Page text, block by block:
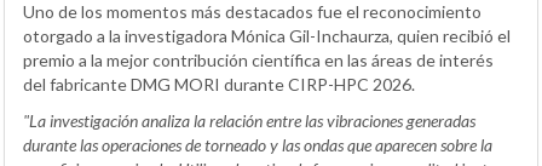
Uno de los momentos más destacados fue el reconocimiento
otorgado a la investigadora Mónica Gil-Inchaurza, quien recibió el
premio a la mejor contribución científica en las áreas de interés
del fabricante DMG MORI durante CIRP-HPC 2026.
"La investigación analiza la relación entre las vibraciones generadas
durante las operaciones de torneado y las ondas que aparecen sobre la